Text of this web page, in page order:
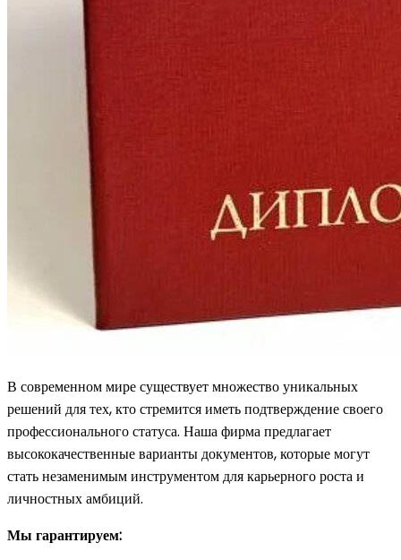
В современном мире существует множество уникальных
решений для тех, кто стремится иметь подтверждение своего
профессионального статуса. Наша фирма предлагает
высококачественные варианты документов, которые могут
стать незаменимым инструментом для карьерного роста и
личностных амбиций.
Мы гарантируем: